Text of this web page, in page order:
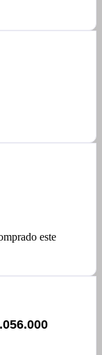
este